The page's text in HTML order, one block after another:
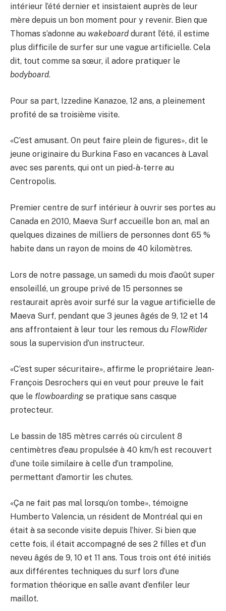
intérieur l’été dernier et insistaient auprès de leur
mère depuis un bon moment pour y revenir. Bien que
Thomas s’adonne au wakeboard durant l’été, il estime
plus difficile de surfer sur une vague artificielle. Cela
dit, tout comme sa sœur, il adore pratiquer le
bodyboard.
Pour sa part, Izzedine Kanazoe, 12 ans, a pleinement
profité de sa troisième visite.
«C’est amusant. On peut faire plein de figures», dit le
jeune originaire du Burkina Faso en vacances à Laval
avec ses parents, qui ont un pied-à-terre au
Centropolis.
Premier centre de surf intérieur à ouvrir ses portes au
Canada en 2010, Maeva Surf accueille bon an, mal an
quelques dizaines de milliers de personnes dont 65 %
habite dans un rayon de moins de 40 kilomètres.
Lors de notre passage, un samedi du mois d’août super
ensoleillé, un groupe privé de 15 personnes se
restaurait après avoir surfé sur la vague artificielle de
Maeva Surf, pendant que 3 jeunes âgés de 9, 12 et 14
ans affrontaient à leur tour les remous du FlowRider
sous la supervision d’un instructeur.
«C’est super sécuritaire», affirme le propriétaire Jean-
François Desrochers qui en veut pour preuve le fait
que le flowboarding se pratique sans casque
protecteur.
Le bassin de 185 mètres carrés où circulent 8
centimètres d’eau propulsée à 40 km/h est recouvert
d’une toile similaire à celle d’un trampoline,
permettant d’amortir les chutes.
«Ça ne fait pas mal lorsqu’on tombe», témoigne
Humberto Valencia, un résident de Montréal qui en
était à sa seconde visite depuis l’hiver. Si bien que
cette fois, il était accompagné de ses 2 filles et d’un
neveu âgés de 9, 10 et 11 ans. Tous trois ont été initiés
aux différentes techniques du surf lors d’une
formation théorique en salle avant d’enfiler leur
maillot.